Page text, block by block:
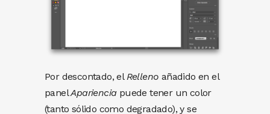
Por descontado, elRelleno añadido en el
panelAparienciapuede tener un color
(tanto sólido como degradado), y se